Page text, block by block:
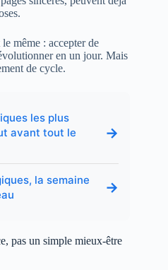
même : accepter de
en un jour. Mais
de cycle.
les plus
avant tout le
→
la semaine
→
pas un simple mieux-être